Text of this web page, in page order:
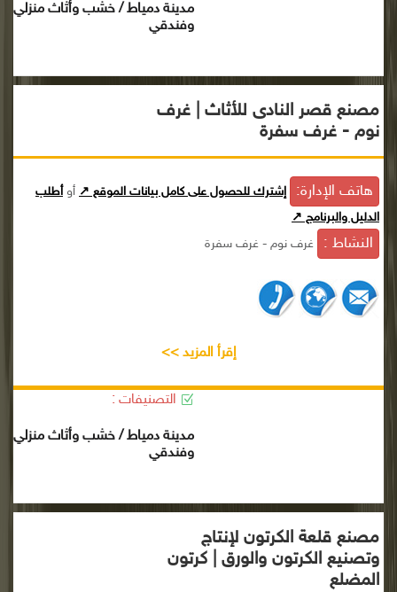
مدينة دمياط / خشب وأثاث منزلي
وفندقي
مصنع قصر النادى للأثاث | غرف
نوم - غرف سفرة
هاتف الإدارة: إشترك للحصول على كامل بيانات الموقع ↗ أوأطلب
الدليل والبرنامج ↗
النشاط : غرف نوم - غرف سفرة
إقرأ المزيد >>
التصنيفات :
مدينة دمياط / خشب وأثاث منزلي
وفندقي
مصنع قلعة الكرتون لإنتاج
وتصنيع الكرتون والورق | كرتون
المضلع